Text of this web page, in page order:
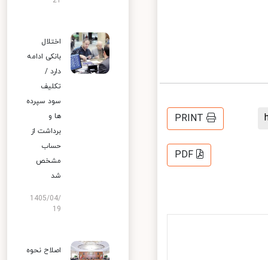
PRINT
PDF
اختلال
بانکی ادامه
دارد /
تکلیف
سود سپرده
ها و
برداشت از
حساب
مشخص
شد
1405/04/
19
اصلاح نحوه